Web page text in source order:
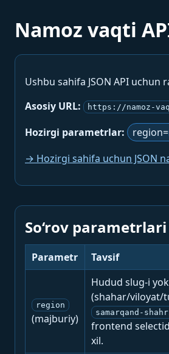
Namoz vaqti
Ushbu sahifa JSON API uchun
Asosiy URL:
https://namoz-
Hozirgi parametrlar: region=
→ Hozirgi sahifa uchun JSON
So‘rov parametrlari
Parametr Tavsif
region
(majburiy)
Hudud slug-i
(shahar/viloyat/
samarqand-
frontend
xil.